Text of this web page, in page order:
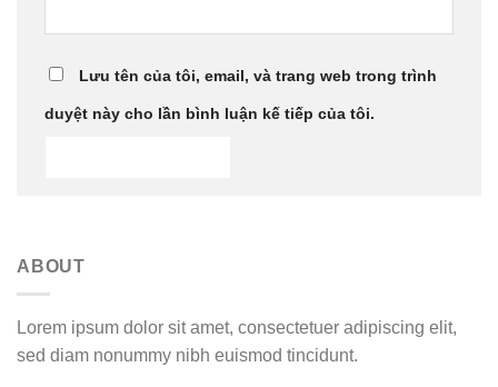
Lưu tên của tôi, email, và trang web trong trình
duyệt này cho lần bình luận kế tiếp của tôi.
ABOUT
Lorem ipsum dolor sit amet, consectetuer adipiscing elit,
sed diam nonummy nibh euismod tincidunt.